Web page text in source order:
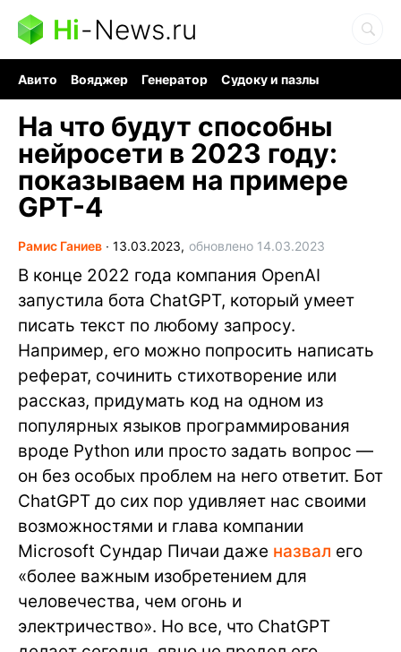
Hi-News.ru
Авито Вояджер Генератор
Судоку и пазлы
На что будут способны
нейросети в 2023 году:
показываем на примере
GPT-4
Рамис Ганиев ∙ 13.03.2023, обновлено 14.03.2023
В конце 2022 года компания OpenAI
запустила бота ChatGPT, который умеет
писать текст по любому запросу.
Например, его можно попросить написать
реферат, сочинить стихотворение или
рассказ, придумать код на одном из
популярных языков программирования
вроде Python или просто задать вопрос —
он без особых проблем на него ответит. Бот
ChatGPT до сих пор удивляет нас своими
возможностями и глава компании
Microsoft Сундар Пичаи даже назвал его
«более важным изобретением для
человечества, чем огонь и
электричество». Но все, что ChatGPT